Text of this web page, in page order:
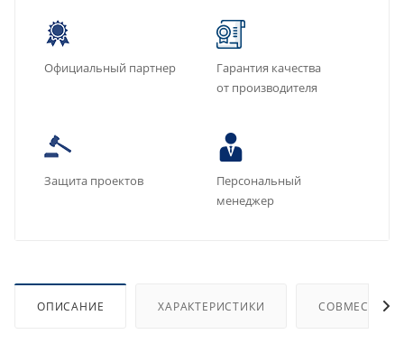
Официальный партнер
Гарантия качества
от производителя
Защита проектов
Персональный
менеджер
ОПИСАНИЕ ХАРАКТЕРИСТИКИ